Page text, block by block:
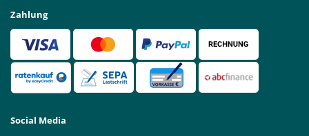
Zahlung
Social Media